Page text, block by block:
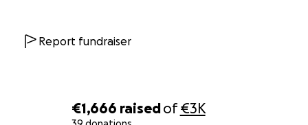
€1,666 raisedof€3K
Report fundraiser